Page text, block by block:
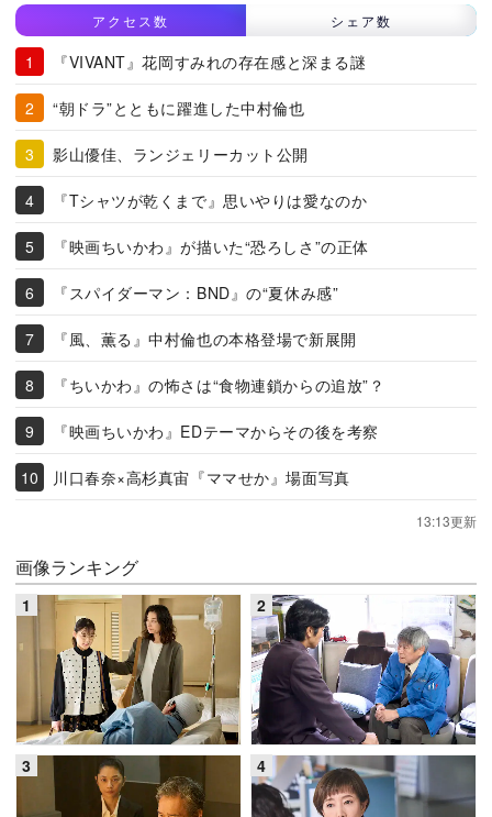
アクセス数 シェア数
『VIVANT』花岡すみれの存在感と深まる謎
“朝ドラ”とともに躍進した中村倫也
影山優佳、ランジェリーカット公開
『Tシャツが乾くまで』思いやりは愛なのか
『映画ちいかわ』が描いた“恐ろしさ”の正体
『スパイダーマン：BND』の“夏休み感”
『風、薫る』中村倫也の本格登場で新展開
『ちいかわ』の怖さは“食物連鎖からの追放”？
『映画ちいかわ』EDテーマからその後を考察
川口春奈×高杉真宙『ママせか』場面写真
13:13更新
画像ランキング